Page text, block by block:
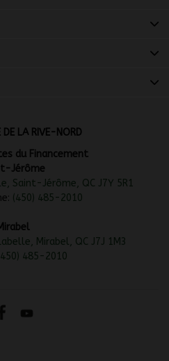
DE LA RIVE-NORD
du Financement
Jérôme
Saint-Jérôme, QC J7Y 5R1
(450) 485-2010
Mirabel, QC J7J 1M3
485-2010